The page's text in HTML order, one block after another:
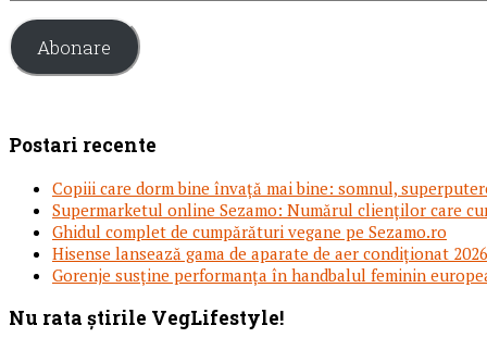
Abonare
Postari recente
Copiii care dorm bine învață mai bine: somnul,
Supermarketul online Sezamo: Numărul clienților care
Ghidul complet de cumpărături vegane pe Sezamo.ro
Hisense lansează gama de aparate de aer condiționat
Gorenje susține performanța în handbalul feminin
Footer
Nu rata știrile VegLifestyle!